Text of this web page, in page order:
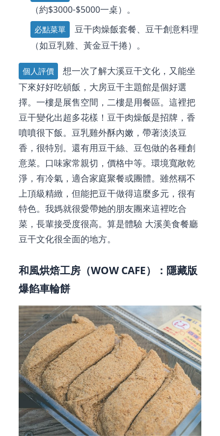
（約$3000-$5000一桌）。
必點菜單
豆干肉燥飯套餐、豆干創意料理
（如豆乳雞、黃金豆干捲）。
個人評價
想一次了解大溪豆干文化，又能坐
下來好好吃頓飯，大房豆干主題館是個好選
擇。一樓是展售空間，二樓是用餐區。這裡把
豆干變化出超多花樣！豆干肉燥飯是招牌，香
噴噴很下飯。豆乳雞外酥內嫩，帶著淡淡豆
香，很特別。還有用豆干絲、豆包做的各種創
意菜。口味家常親切，價格中等。環境寬敞乾
淨，有冷氣，適合家庭聚餐或團體。雖然稱不
上頂級精緻，但能把豆干做得這麼多元，很有
特色。我媽就很愛帶她的朋友團來這裡吃合
菜，長輩接受度很高。算是體驗 大溪美食餐廳
豆干文化很全面的地方。
和風烘焙工房（WOW CAFE）：隱藏版
爆餡車輪餅